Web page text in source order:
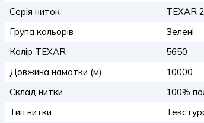
Серія ниток
TEXAR
Група кольорів
Зелені
Колір TEXAR
5650
Довжина намотки (м)
10000
Склад нитки
100%
Тип нитки